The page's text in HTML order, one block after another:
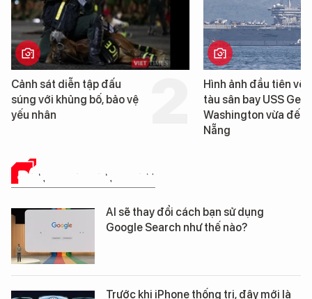
Cảnh sát diễn tập đấu
súng với khủng bố, bảo vệ
yếu nhân
Hình ảnh đầu tiên về
tàu sân bay USS
Washington vừa đến
Nẵng
ĐÁNH GIÁ SẢN PHẨM
AI sẽ thay đổi cách bạn sử dụng
Google Search như thế nào?
Trước khi iPhone thống trị, đây mới là